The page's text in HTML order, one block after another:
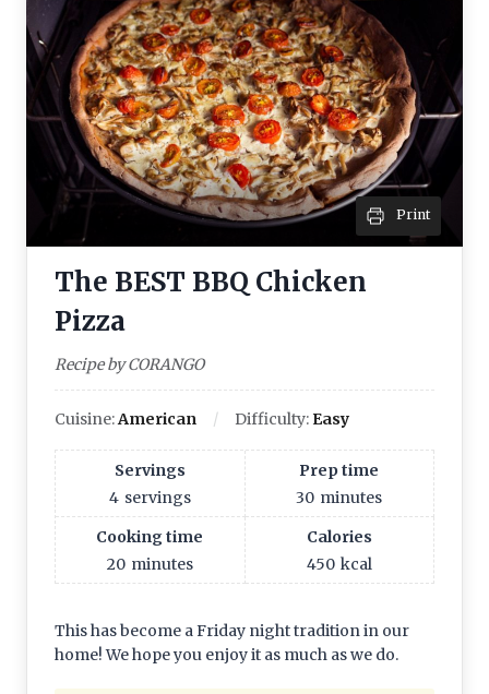
Print
The BEST BBQ Chicken
Pizza
Recipe by CORANGO
Cuisine:American Difficulty: Easy
Servings
4 servings
Prep time
30 minutes
Cooking time
20 minutes
Calories
450 kcal
This has become a Friday night tradition in our
home! We hope you enjoy it as much as we do.